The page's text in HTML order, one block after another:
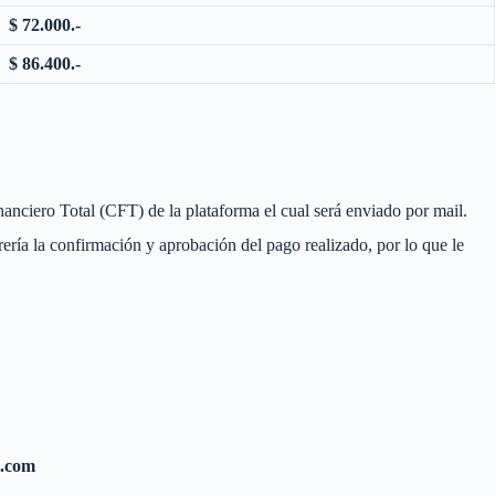
$ 72.000.-
$ 86.400.-
Total (CFT) de la plataforma el cual será enviado por mail.
la confirmación y aprobación del pago realizado, por lo que le